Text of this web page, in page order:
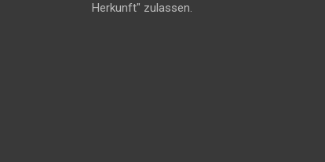
Herkunft" zulassen.